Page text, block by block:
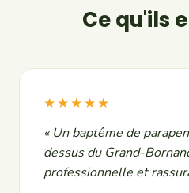
Ce qu'ils
★★★★★
« Un baptême de
dessus du Grand-
professionnelle et